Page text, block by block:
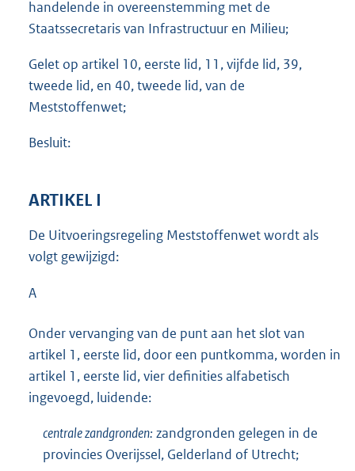
handelende in overeenstemming met de
Staatssecretaris van Infrastructuur en Milieu;
Gelet op artikel 10, eerste lid, 11, vijfde lid, 39,
tweede lid, en 40, tweede lid, van de
Meststoffenwet;
Besluit:
ARTIKEL I
De Uitvoeringsregeling Meststoffenwet wordt als
volgt gewijzigd:
A
Onder vervanging van de punt aan het slot van
artikel 1, eerste lid, door een puntkomma, worden in
artikel 1, eerste lid, vier definities alfabetisch
ingevoegd, luidende:
centrale zandgronden: zandgronden gelegen in de
provincies Overijssel, Gelderland of Utrecht;